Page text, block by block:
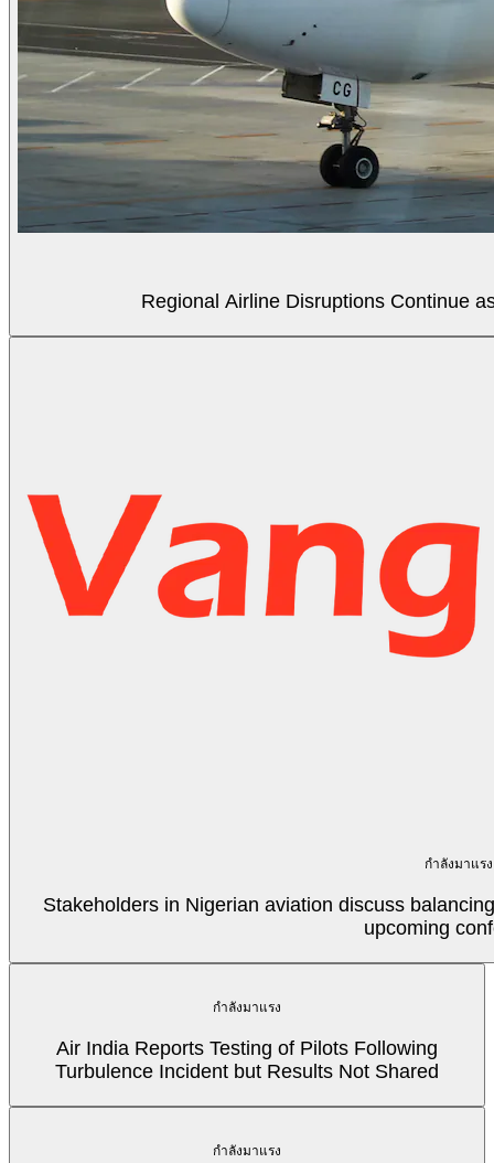
Regional Airline Disruptions Continue
กำลังมาแรง
Stakeholders in Nigerian aviation discuss
upcoming
กำลังมาแรง
Air India Reports Testing of Pilots Following
Turbulence Incident but Results Not Shared
กำลังมาแรง